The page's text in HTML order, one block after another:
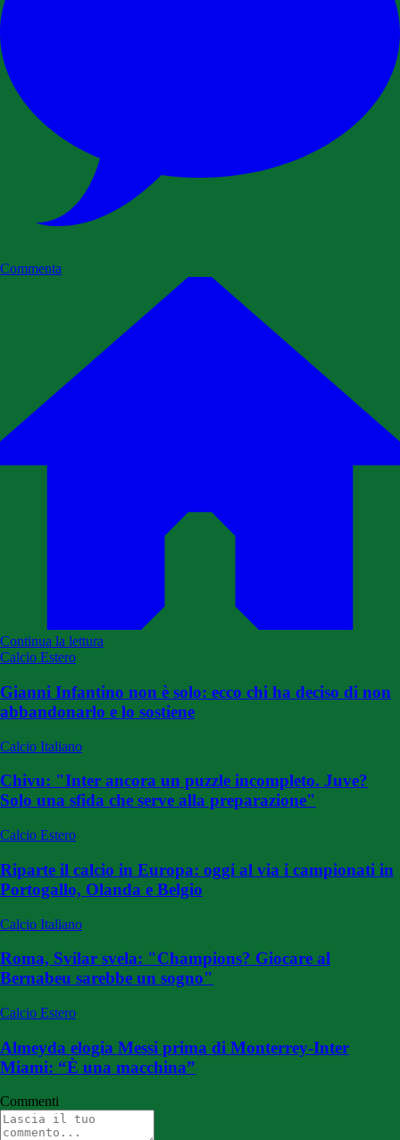
Commenta
Continua la lettura
Calcio Estero
Gianni Infantino non è solo: ecco chi ha deciso di non
abbandonarlo e lo sostiene
Calcio Italiano
Chivu: "Inter ancora un puzzle incompleto. Juve?
Solo una sfida che serve alla preparazione"
Calcio Estero
Riparte il calcio in Europa: oggi al via i campionati in
Portogallo, Olanda e Belgio
Calcio Italiano
Roma, Svilar svela: "Champions? Giocare al
Bernabeu sarebbe un sogno"
Calcio Estero
Almeyda elogia Messi prima di Monterrey-Inter
Miami: “È una macchina”
Commenti